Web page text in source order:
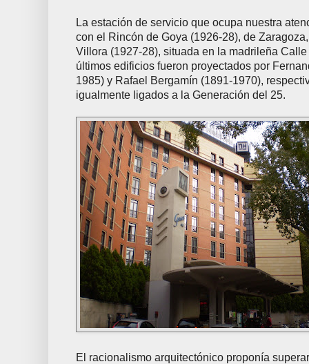
La estación de servicio que ocupa nuestra
con el Rincón de Goya (1926-28), de
Villora (1927-28), situada en la madrileña
últimos edificios fueron proyectados por
1985) y Rafael Bergamín (1891-1970),
igualmente ligados a la Generación del 25.
El racionalismo arquitectónico proponía